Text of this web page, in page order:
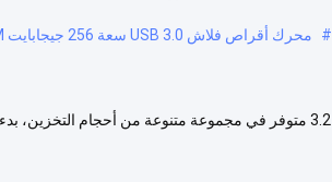
# محرك أقراص فلاش USB 3.0 سعة 256 جيجابايت ODM